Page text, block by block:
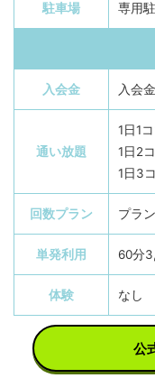
駐車場 専用
入会金 入会
通い放題
1日1
1日2
1日3
回数プラン プラ
単発利用 60分
体験 なし
公